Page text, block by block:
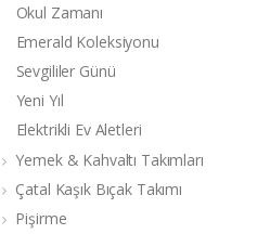
Okul Zamanı
Emerald Koleksiyonu
Sevgililer Günü
Yeni Yıl
Elektrikli Ev Aletleri
Yemek & Kahvaltı Takımları
Çatal Kaşık Bıçak Takımı
Pişirme